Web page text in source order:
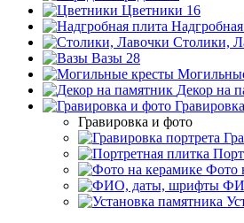
Цветники 16
Столики,
Вазы 28
Декор на
Гравировка и фото
Фото